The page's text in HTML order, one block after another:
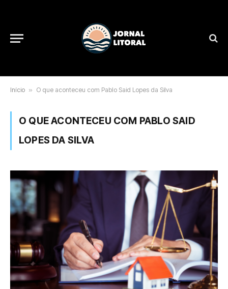
Início » O que aconteceu com Pablo Said Lopes da Silva
O QUE ACONTECEU COM PABLO SAID
LOPES DA SILVA